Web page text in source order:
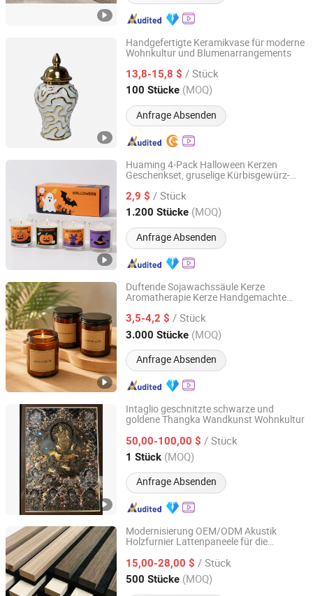
Handgefertigte Keramikvase für moderne
Wohnkultur und Blumenarrangements
13,8-15,8 $ / Stück
100 Stücke (MOQ)
Anfrage Absenden
Dongguan Mingyu E-Commerce Co., Ltd
Guangdong, China Seit 2025
Huaming 4-Pack Halloween Kerzen
Geschenkset, gruselige Kürbisgewürz-
Wohnkultur, ungiftige Aromatherapie
Duftkerzen Parfüm
2,9 $ / Stück
1.200 Stücke (MOQ)
Anfrage Absenden
Hebei Huaming Laye Limited Company
Hebei, China Seit 2018
Duftende Sojawachssäule Kerze
Aromatherapie Kerze Handgemachte
Großhandel OEM ODM
3,5-4,2 $ / Stück
3.000 Stücke (MOQ)
Anfrage Absenden
Shandong Lechao Biotechnology Co., Ltd.
Shandong, China Seit 2026
Intaglio geschnitzte schwarze und
goldene Thangka Wandkunst Wohnkultur
50,00-100,00 $ / Stück
1 Stück (MOQ)
Anfrage Absenden
Zhejiang Royal Palace Workshop Culture & Development
Co.,Ltd.
Zhejiang, China
Modernisierung OEM/ODM Akustik
Holzfurnier Lattenpaneele für die
15,00-28,00 $ / Stück
500 Stücke (MOQ)
Tianhan Technology (Wuxi) Co., Ltd.
Jiangsu, China Seit 2025